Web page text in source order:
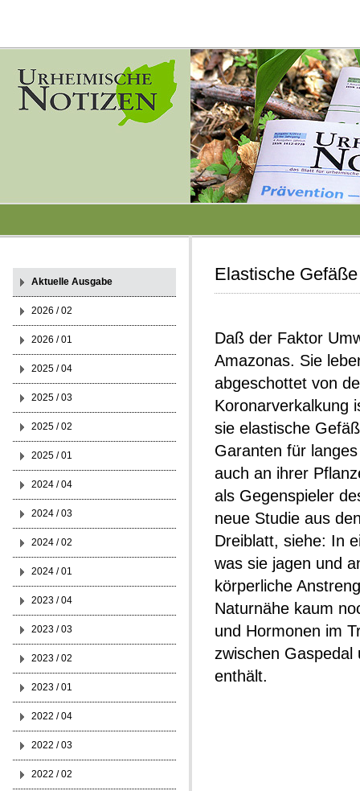
Elastische Gefäße
Daß der Faktor
Amazonas. Sie
abgeschottet von
Koronarverkalkung
sie elastische
Garanten für
auch an ihrer
als Gegenspieler
neue Studie aus
Dreiblatt, siehe: In
was sie jagen und
körperliche
Naturnähe kaum
und Hormonen im
zwischen
enthält.
Aktuelle Ausgabe
2026 / 02
2026 / 01
2025 / 04
2025 / 03
2025 / 02
2025 / 01
2024 / 04
2024 / 03
2024 / 02
2024 / 01
2023 / 04
2023 / 03
2023 / 02
2023 / 01
2022 / 04
2022 / 03
2022 / 02